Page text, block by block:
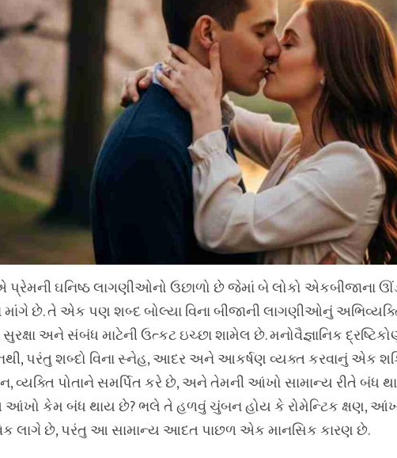
ઘનિષ્ઠ લાગણીઓનો ઉછાળો છે જેમાં બે લોકો એકબીજાના
માંગે છે. તે એક પણ શબ્દ બોલ્યા વિના બીજાની લાગણીઓનું
અને સંબંધ માટેની ઉત્કટ ઇચ્છા શામેલ છે. મનોવૈજ્ઞાનિક
પરંતુ શબ્દો વિના સ્નેહ, આદર અને આકર્ષણ વ્યક્ત કરવાનું એક
વ્યક્તિ પોતાને સમર્પિત કરે છે, અને તેમની આંખો સામાન્ય રીતે બંધ
કેમ બંધ થાય છે? ભલે તે હળવું ચુંબન હોય કે રોમેન્ટિક ક્ષણ,
લાગે છે, પરંતુ આ સામાન્ય આદત પાછળ એક માનસિક કારણ છે.